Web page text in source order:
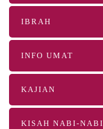
IBRAH
INFO UMAT
KAJIAN
KISAH NABI-NABI